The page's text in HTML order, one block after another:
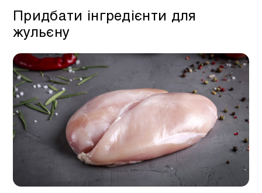
Придбати інгредієнти для
жульєну